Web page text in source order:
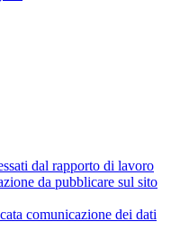
dal rapporto di lavoro
da pubblicare sul sito
comunicazione dei dati